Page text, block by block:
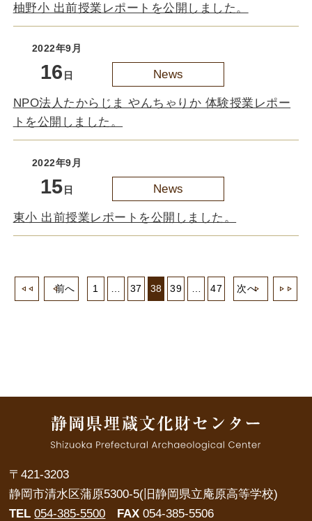
柚野小 出前授業レポートを公開しました。
2022年9月
16 日 News
NPO法人たからじま やんちゃりか 体験授業レポー
トを公開しました。
2022年9月
15 日 News
東小 出前授業レポートを公開しました。
前へ 1 … 37 38 39 … 47 次へ
〒421-3203
静岡市清水区蒲原5300-5(旧静岡県立庵原高等学校)
TEL 054-385-5500 FAX 054-385-5506